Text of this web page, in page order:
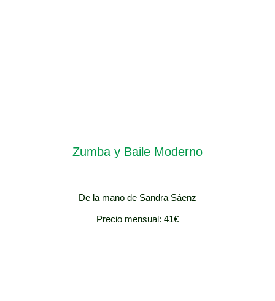
Zumba y Baile Moderno
De la mano de Sandra Sáenz
Precio mensual: 41€